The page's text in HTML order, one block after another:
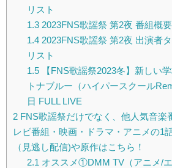
リスト
1.32023FNS歌謡祭 第2夜 番組概
1.42023FNS歌謡祭 第2夜 出演者
リスト
1.5【FNS歌謡祭2023冬】新しい
トナブルー（ハイパースクール
日 FULL LIVE
2 FNS歌謡祭だけでなく、他人気音楽
レビ番組・映画・ドラマ・アニメの1
（見逃し配信)や原作はこちら！
2.1 オススメ①DMM TV（アニメ/